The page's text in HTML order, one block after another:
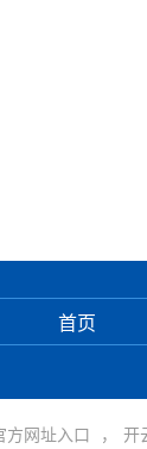
首页
方网址入口 ， 开